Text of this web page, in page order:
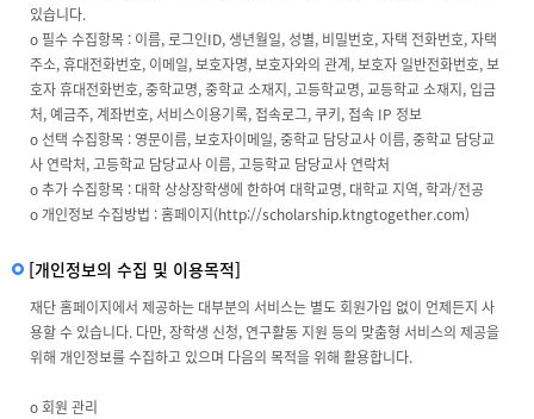
있습니다.
ο 필수 수집항목 : 이름, 로그인ID, 생년월일, 성별, 비밀번호, 자택 전화번호, 자택
주소, 휴대전화번호, 이메일, 보호자명, 보호자와의 관계, 보호자 일반전화번호, 보
호자 휴대전화번호, 중학교명, 중학교 소재지, 고등학교명, 교등학교 소재지, 입금
처, 예금주, 계좌번호, 서비스이용기록, 접속로그, 쿠키, 접속 IP 정보
ο 선택 수집항목 : 영문이름, 보호자이메일, 중학교 담당교사 이름, 중학교 담당교
사 연락처, 고등학교 담당교사 이름, 고등학교 담당교사 연락처
ο 추가 수집항목 : 대학 상상장학생에 한하여 대학교명, 대학교 지역, 학과/전공
ο 개인정보 수집방법 : 홈페이지(http://scholarship.ktngtogether.com)
[개인정보의 수집 및 이용목적]
재단 홈페이지에서 제공하는 대부분의 서비스는 별도 회원가입 없이 언제든지 사
용할 수 있습니다. 다만, 장학생 신청, 연구활동 지원 등의 맞춤형 서비스의 제공을
위해 개인정보를 수집하고 있으며 다음의 목적을 위해 활용합니다.
ο 회원 관리